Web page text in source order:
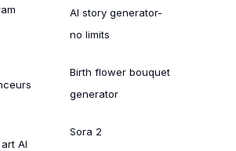
AI
AI story generator-
no limits
Birth flower bouquet
generator
Sora 2